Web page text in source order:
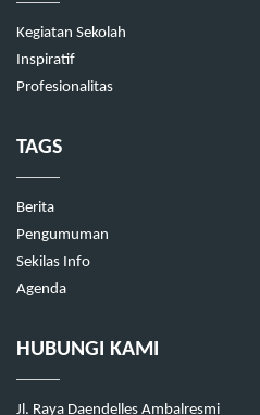
Kegiatan Sekolah
Inspiratif
Profesionalitas
TAGS
Berita
Pengumuman
Sekilas Info
Agenda
HUBUNGI KAMI
Jl. Raya Daendelles Ambalresmi